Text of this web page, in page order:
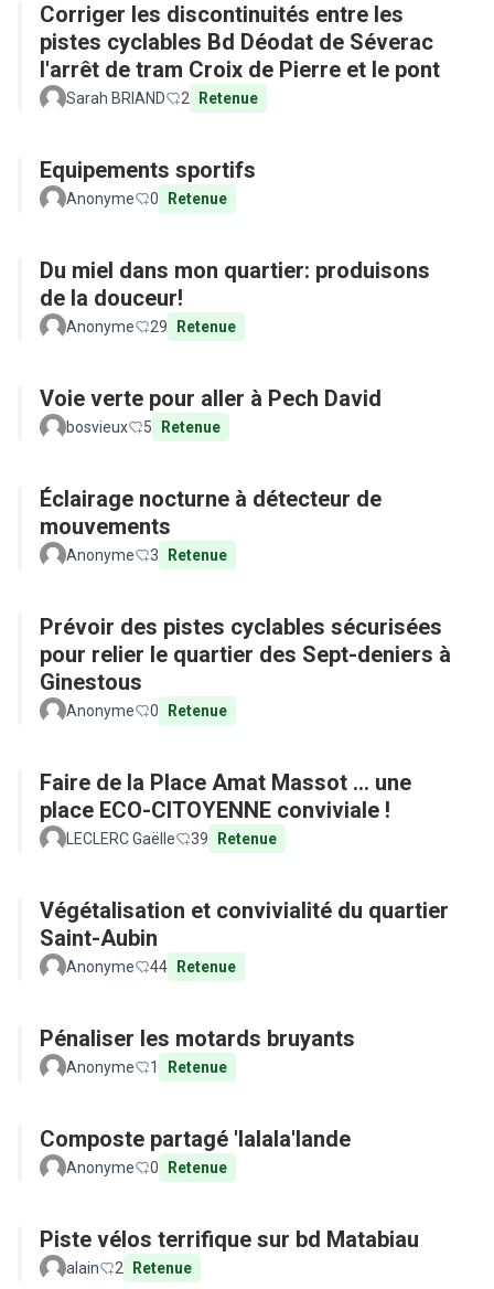
Corriger les discontinuités entre les
pistes cyclables Bd Déodat de Séverac
l'arrêt de tram Croix de Pierre et le pont
Sarah BRIAND 2 Retenue
Equipements sportifs
Anonyme 0 Retenue
Du miel dans mon quartier: produisons
de la douceur!
Anonyme 29 Retenue
Voie verte pour aller à Pech David
bosvieux 5 Retenue
Éclairage nocturne à détecteur de
mouvements
Anonyme 3 Retenue
Prévoir des pistes cyclables sécurisées
pour relier le quartier des Sept-deniers à
Ginestous
Anonyme 0 Retenue
Faire de la Place Amat Massot ... une
place ECO-CITOYENNE conviviale !
LECLERC Gaëlle 39 Retenue
Végétalisation et convivialité du quartier
Saint-Aubin
Anonyme 44 Retenue
Pénaliser les motards bruyants
Anonyme 1 Retenue
Composte partagé 'lalala'lande
Anonyme 0 Retenue
Piste vélos terrifique sur bd Matabiau
alain 2 Retenue